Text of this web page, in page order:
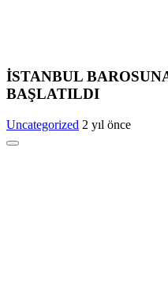
İSTANBUL
BAŞLATILDI
Uncategorized 2 yıl önce